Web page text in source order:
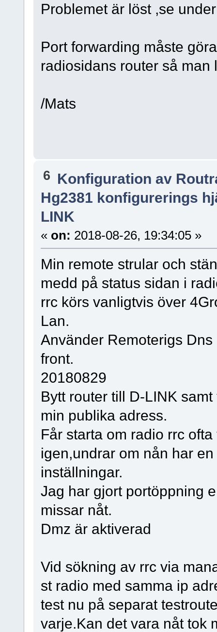
Problemet är löst ,se
Port forwarding måste
radiosidans router så man
/Mats
6 Konfiguration av
Hg2381 konfigurerings
LINK
« on: 2018-08-26, 19:34:05 »
Min remote strular och
medd på status sidan i
rrc körs vanligtvis över
Lan.
Använder Remoterigs
front.
20180829
Bytt router till D-LINK
min publika adress.
Får starta om radio rrc
igen,undrar om nån har
inställningar.
Jag har gjort portöppning
missar nåt.
Dmz är aktiverad
Vid sökning av rrc via
st radio med samma ip
test nu på separat
varje.Kan det vara nåt tok